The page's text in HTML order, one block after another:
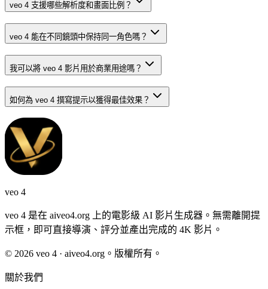
veo 4 支援哪些解析度和畫面比例？
veo 4 能在不同鏡頭中保持同一角色嗎？
我可以將 veo 4 影片用於商業用途嗎？
如何為 veo 4 撰寫提示以獲得最佳效果？
veo 4
veo 4 是在 aiveo4.org 上的電影級 AI 影片生成器。無需離開提
示框，即可直接導演、評分並產出完成的 4K 影片。
© 2026 veo 4 · aiveo4.org。版權所有。
關於我們